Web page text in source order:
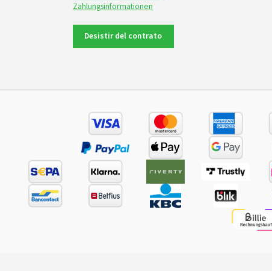
Zahlungsinformationen
Desistir del contrato